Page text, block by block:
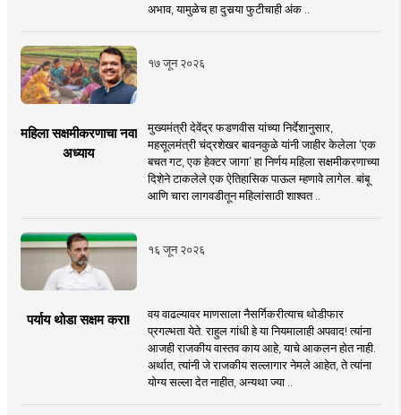
अभाव, यामुळेच हा दुसर्‍या फुटीचाही अंक ..
१७ जून २०२६
महिला सक्षमीकरणाचा नवा
अध्याय
मुख्यमंत्री देवेंद्र फडणवीस यांच्या निर्देशानुसार,
महसूलमंत्री चंद्रशेखर बावनकुळे यांनी जाहीर केलेला ‘एक
बचत गट, एक हेक्टर जागा’ हा निर्णय महिला सक्षमीकरणाच्या
दिशेने टाकलेले एक ऐतिहासिक पाऊल म्हणावे लागेल. बांबू
आणि चारा लागवडीतून महिलांसाठी शाश्वत ..
१६ जून २०२६
पर्याय थोडा सक्षम करा!
वय वाढल्यावर माणसाला नैसर्गिकरीत्याच थोडीफार
प्रगल्भता येते. राहुल गांधी हे या नियमालाही अपवाद! त्यांना
आजही राजकीय वास्तव काय आहे, याचे आकलन होत नाही.
अर्थात, त्यांनी जे राजकीय सल्लागार नेमले आहेत, ते त्यांना
योग्य सल्ला देत नाहीत, अन्यथा ज्या ..